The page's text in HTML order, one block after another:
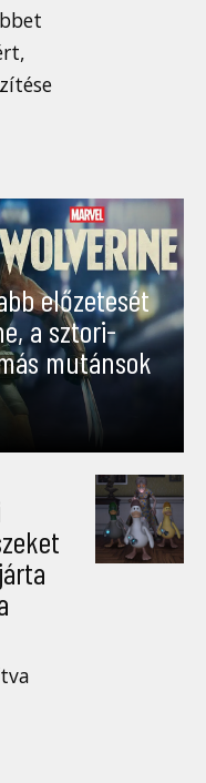
előzetesét
a sztori-
mutánsok